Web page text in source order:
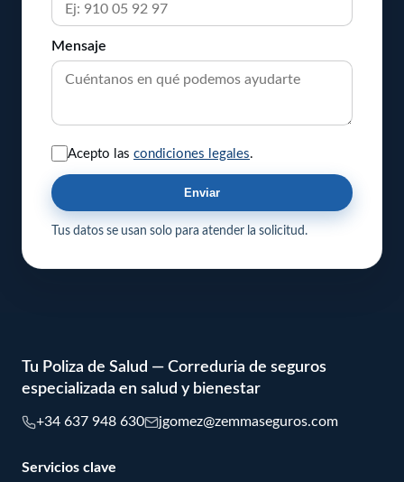
Mensaje
Acepto las condiciones legales
Enviar
Tus datos se usan solo para atender la solicitud.
Tu Poliza de Salud — Correduria de seguros
especializada en salud y bienestar
+34 637 948 630 jgomez@zemmaseguros.com
Servicios clave